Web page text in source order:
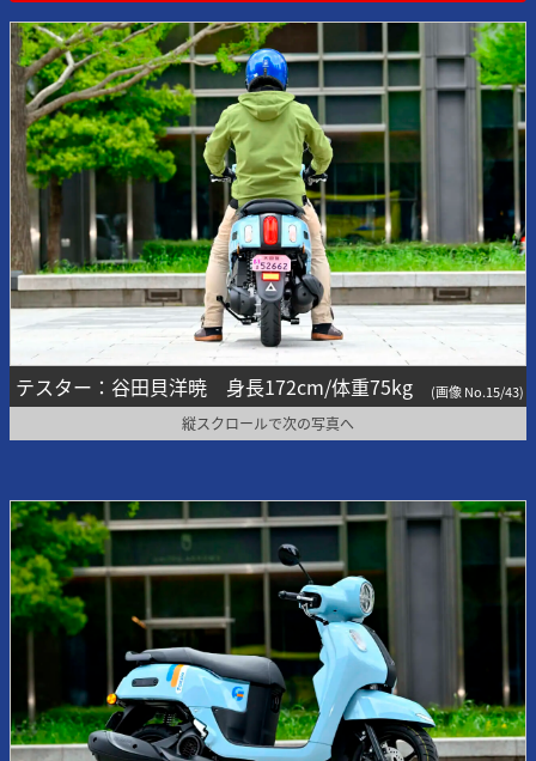
テスター：谷田貝洋暁 身長172cm/体重75kg (画像 No.15/43)
縦スクロールで次の写真へ